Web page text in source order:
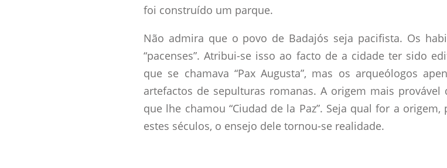
foi construído um parque.
Não admira que o povo de Badajós seja pacifista. Os
“pacenses”. Atribui-se isso ao facto de a cidade ter sido
que se chamava “Pax Augusta”, mas os arqueólogos
artefactos de sepulturas romanas. A origem mais
que lhe chamou “Ciudad de la Paz”. Seja qual for a
estes séculos, o ensejo dele tornou-se realidade.